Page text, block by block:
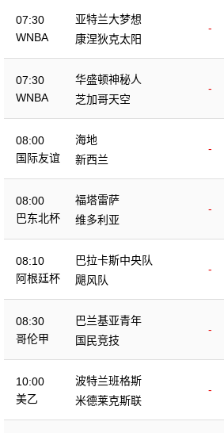
07:30
WNBA
亚特兰大梦想
-
康涅狄克太阳
07:30
WNBA
华盛顿神秘人
-
芝加哥天空
08:00
国际友谊
海地
-
新西兰
08:00
巴东北杯
福塔雷萨
-
维多利亚
08:10
阿根廷杯
巴拉卡斯中央队
-
飓风队
08:30
哥伦甲
巴兰基亚青年
-
国民竞技
10:00
美乙
波特兰班格斯
-
米德莱克斯联